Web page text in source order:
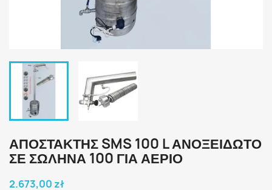
ΑΠΟΣΤΑΚΤΗΣ SMS 100 L ΑΝΟΞΕΙΔΩΤΟ
ΣΕ ΣΩΛΗΝΑ 100 ΓΙΑ ΑΈΡΙΟ
2.673,00 zł